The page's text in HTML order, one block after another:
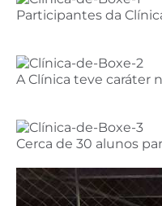
Participantes da
A Clínica teve caráter
Cerca de 30 alunos